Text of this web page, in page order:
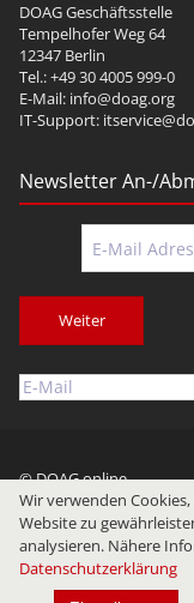
DOAG Geschäftsstelle
Tempelhofer Weg 64
12347 Berlin
Tel.: +49 30 4005 999-0
E-Mail: info@doag.org
IT-Support:
Newsletter An-/
Weiter
© DOAG online
Impressum
Wir verwenden
Website zu
analysieren. Nähere
Datenschutzerklärung